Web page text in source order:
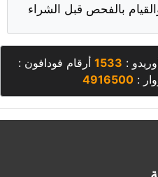
:
1533 أرقام فودافون :
:
4916500